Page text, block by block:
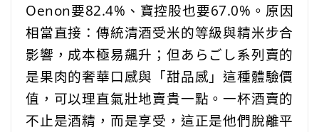
Oenon要82.4%、寶控股也要67.0%。原因
相當直接：傳統清酒受米的等級與精米步合
影響，成本極易飆升；但あらごし系列賣的
是果肉的奢華口感與「甜品感」這種體驗價
值，可以理直氣壯地賣貴一點。一杯酒賣的
不止是酒精，而是享受，這正是他們脫離平